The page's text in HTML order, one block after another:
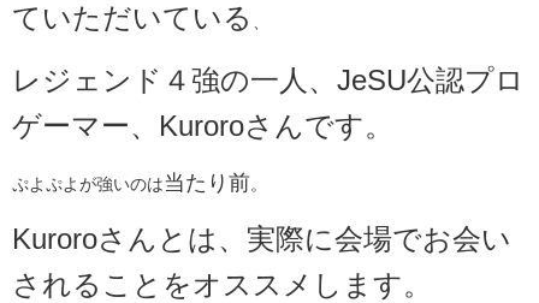
ていただいている 、
レジェンド４強の一人、JeSU公認プロ
ゲーマー、Kuroroさんです。
ぷよぷよが強いのは当たり前。
Kuroroさんとは、実際に会場でお会い
されることをオススメします。